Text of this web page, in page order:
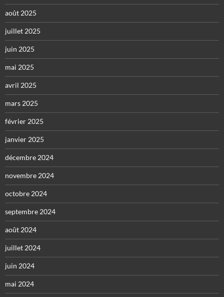
août 2025
juillet 2025
juin 2025
mai 2025
avril 2025
mars 2025
février 2025
janvier 2025
décembre 2024
novembre 2024
octobre 2024
septembre 2024
août 2024
juillet 2024
juin 2024
mai 2024